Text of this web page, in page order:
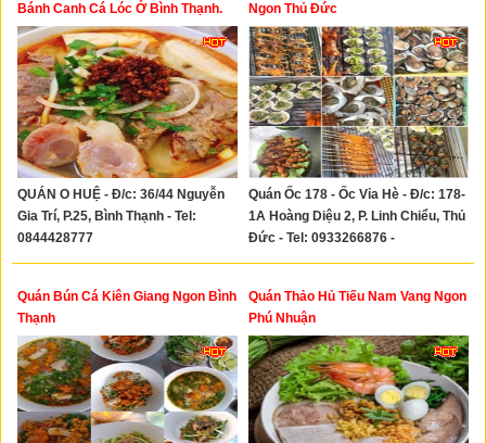
Bánh Canh Cá Lóc Ở Bình Thạnh.
QUÁN O HUỆ - Đ/c: 36/44 Nguyễn
Gia Trí, P.25, Bình Thạnh - Tel:
0844428777
Ngon Thủ Đức
Quán Ốc 178 - Ốc Vỉa Hè - Đ/c: 178-
1A Hoàng Diệu 2, P. Linh Chiểu, Thủ
Đức - Tel: 0933266876 -
0909902728
Quán Bún Cá Kiên Giang Ngon Bình
Thạnh
Quán Thảo Hủ Tiếu Nam Vang Ngon
Phú Nhuận